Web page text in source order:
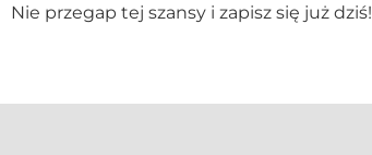
Nie przegap tej szansy i zapisz się już dziś!